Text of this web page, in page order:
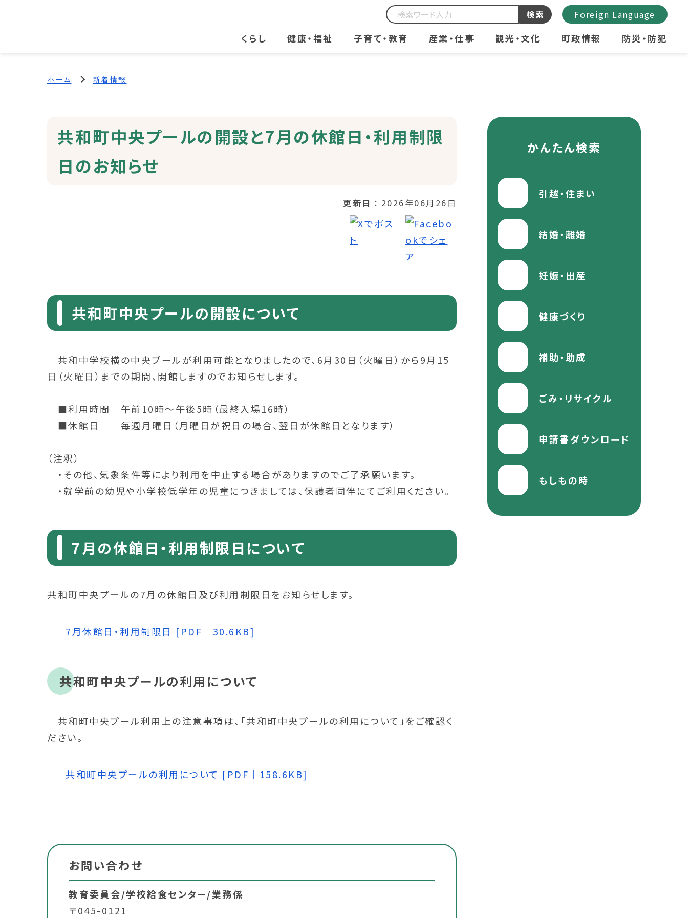
くらし 健康・福祉 子育て・教育 産業・仕事 観光・文化 町政情報 防災・防犯
検索 Foreign Language
ホーム 新着情報
共和町中央プールの開設と7月の休館日・利用制限
日のお知らせ
更新日 2026年06月26日
共和町中央プールの開設について
共和中学校横の中央プールが利用可能となりましたので、6月30日（火曜日）から9月15
日（火曜日）までの期間、開館しますのでお知らせします。
■利用時間 午前10時～午後5時（最終入場16時）
■休館日 毎週月曜日（月曜日が祝日の場合、翌日が休館日となります）
（注釈）
・その他、気象条件等により利用を中止する場合がありますのでご了承願います。
・就学前の幼児や小学校低学年の児童につきましては、保護者同伴にてご利用ください。
7月の休館日・利用制限日について
共和町中央プールの7月の休館日及び利用制限日をお知らせします。
7月休館日・利用制限日 [PDF｜30.6KB]
共和町中央プールの利用について
共和町中央プール利用上の注意事項は、「共和町中央プールの利用について」をご確認く
ださい。
共和町中央プールの利用について [PDF｜158.6KB]
お問い合わせ
教育委員会/学校給食センター/業務係
〒045-0121
かんたん検索
引越・住まい
結婚・離婚
妊娠・出産
健康づくり
補助・助成
ごみ・リサイクル
申請書ダウンロード
もしもの時